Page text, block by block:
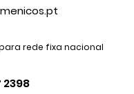
rede fixa nacional
2398